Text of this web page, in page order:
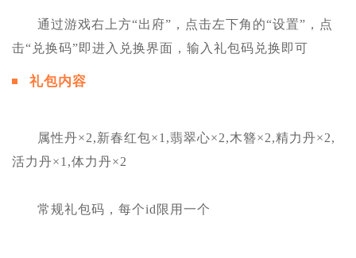
通过游戏右上方“出府”，点击左下角的“设置”，点
击“兑换码”即进入兑换界面，输入礼包码兑换即可
礼包内容
属性丹×2,新春红包×1,翡翠心×2,木簪×2,精力丹×2,
活力丹×1,体力丹×2
常规礼包码，每个id限用一个